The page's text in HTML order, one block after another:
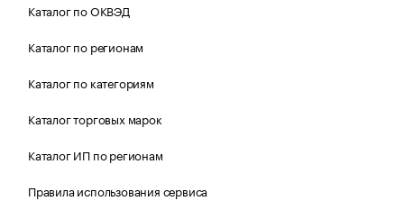
Каталог по ОКВЭД
Каталог по регионам
Каталог по категориям
Каталог торговых марок
Каталог ИП по регионам
Правила использования сервиса